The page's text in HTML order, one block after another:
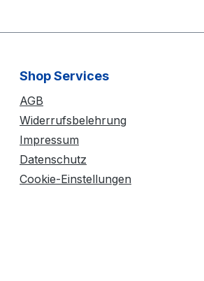
Shop Services
AGB
Widerrufsbelehrung
Impressum
Datenschutz
Cookie-Einstellungen